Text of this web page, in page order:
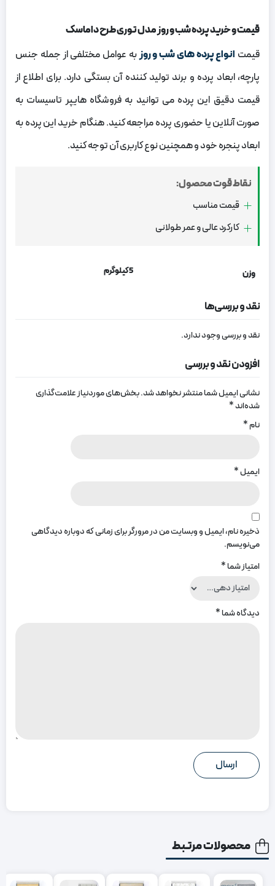
قیمت و خرید پرده شب و روز مدل توری طرح داماسک
قیمت انواع پرده های شب و روزبه عوامل مختلفی از جمله جنس
پارچه، ابعاد پرده و برند تولید کننده آن بستگی دارد. برای اطلاع از
قیمت دقیق این پرده می‌ توانید به فروشگاه‌ هایپر تاسیسات به
صورت آنلاین یا حضوری پرده مراجعه کنید.هنگام خرید این پرده به
ابعاد پنجره خود و همچنین نوع کاربری آن توجه کنید.
نقاط قوت محصول:
قیمت مناسب
کارکرد عالی و عمر طولانی
وزن 5 کیلوگرم
نقد و بررسی‌ها
نقد و بررسی وجود ندارد.
افزودن نقد و بررسی
نشانی ایمیل شما منتشر نخواهد شد.بخش‌های موردنیاز علامت‌گذاری
شده‌اند*
نام*
ایمیل*
ذخیره نام، ایمیل و وبسایت من در مرورگر برای زمانی که دوباره دیدگاهی
می‌نویسم.
امتیاز شما*
دیدگاه شما*
محصولات مرتبط